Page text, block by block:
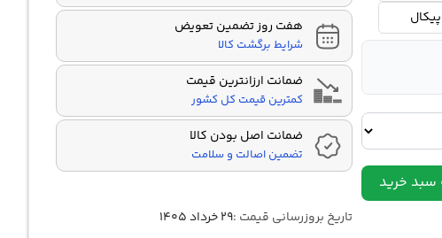
سبد خرید
هفت روز تضمین تعویض
شرایط برگشت کالا
ضمانت ارزانترین قیمت
کمترین قیمت کل کشور
ضمانت اصل بودن کالا
تضمین اصالت و سلامت
تاریخ بروزرسانی قیمت :۲۹ خرداد ۱۴۰۵